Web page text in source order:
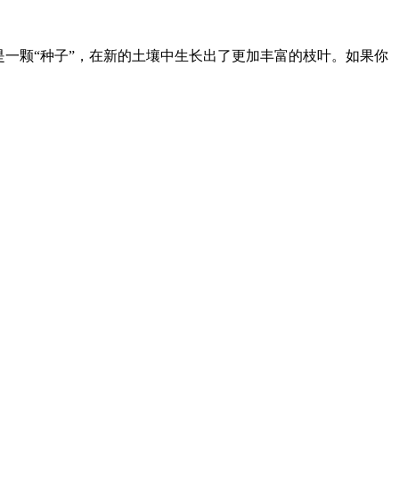
颗“种子”，在新的土壤中生长出了更加丰富的枝叶。如果你